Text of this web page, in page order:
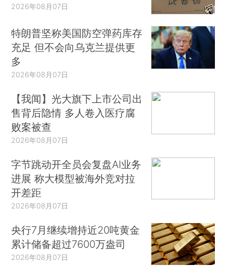
2026年08月07日
特朗普坚称美国防空弹药库存
充足 但不会向乌克兰提供更
多
2026年08月07日
【我闻】光大旗下上市公司出
售背后隐情 多人卷入医疗腐
败案被查
2026年08月07日
字节跳动开全员会复盘AI业务
进展 称大模型被海外竞对拉
开差距
2026年08月07日
央行7月继续增持近20吨黄金
累计储备超过7600万盎司
2026年08月07日